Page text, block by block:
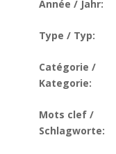
Année / Jahr:
Type / Typ:
Catégorie /
Kategorie:
Mots clef /
Schlagworte: